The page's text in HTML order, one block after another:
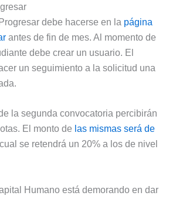
debe hacerse en la página
antes de fin de mes. Al momento de
debe crear un usuario. El
un seguimiento a la solicitud una
la segunda convocatoria percibirán
El monto de las mismas será de
se retendrá un 20% a los de nivel
Humano está demorando en dar